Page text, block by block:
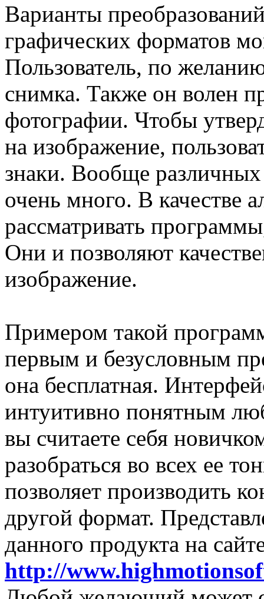
Варианты
графических форматов
Пользователь, по
снимка. Также он волен
фотографии. Чтобы
на изображение,
знаки. Вообще
очень много. В качестве
рассматривать
Они и позволяют
изображение.
Примером такой
первым и безусловным
она бесплатная.
интуитивно понятным
вы считаете себя
разобраться во всех ее
позволяет производить
другой формат.
данного продукта на
http://